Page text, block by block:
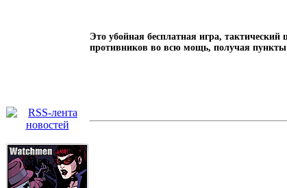
Это убойная бесплатная игра,
противников во всю мощь, получая пункты